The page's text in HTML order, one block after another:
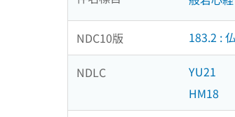
NDC10版 183.2 :
NDLC
YU21
HM18